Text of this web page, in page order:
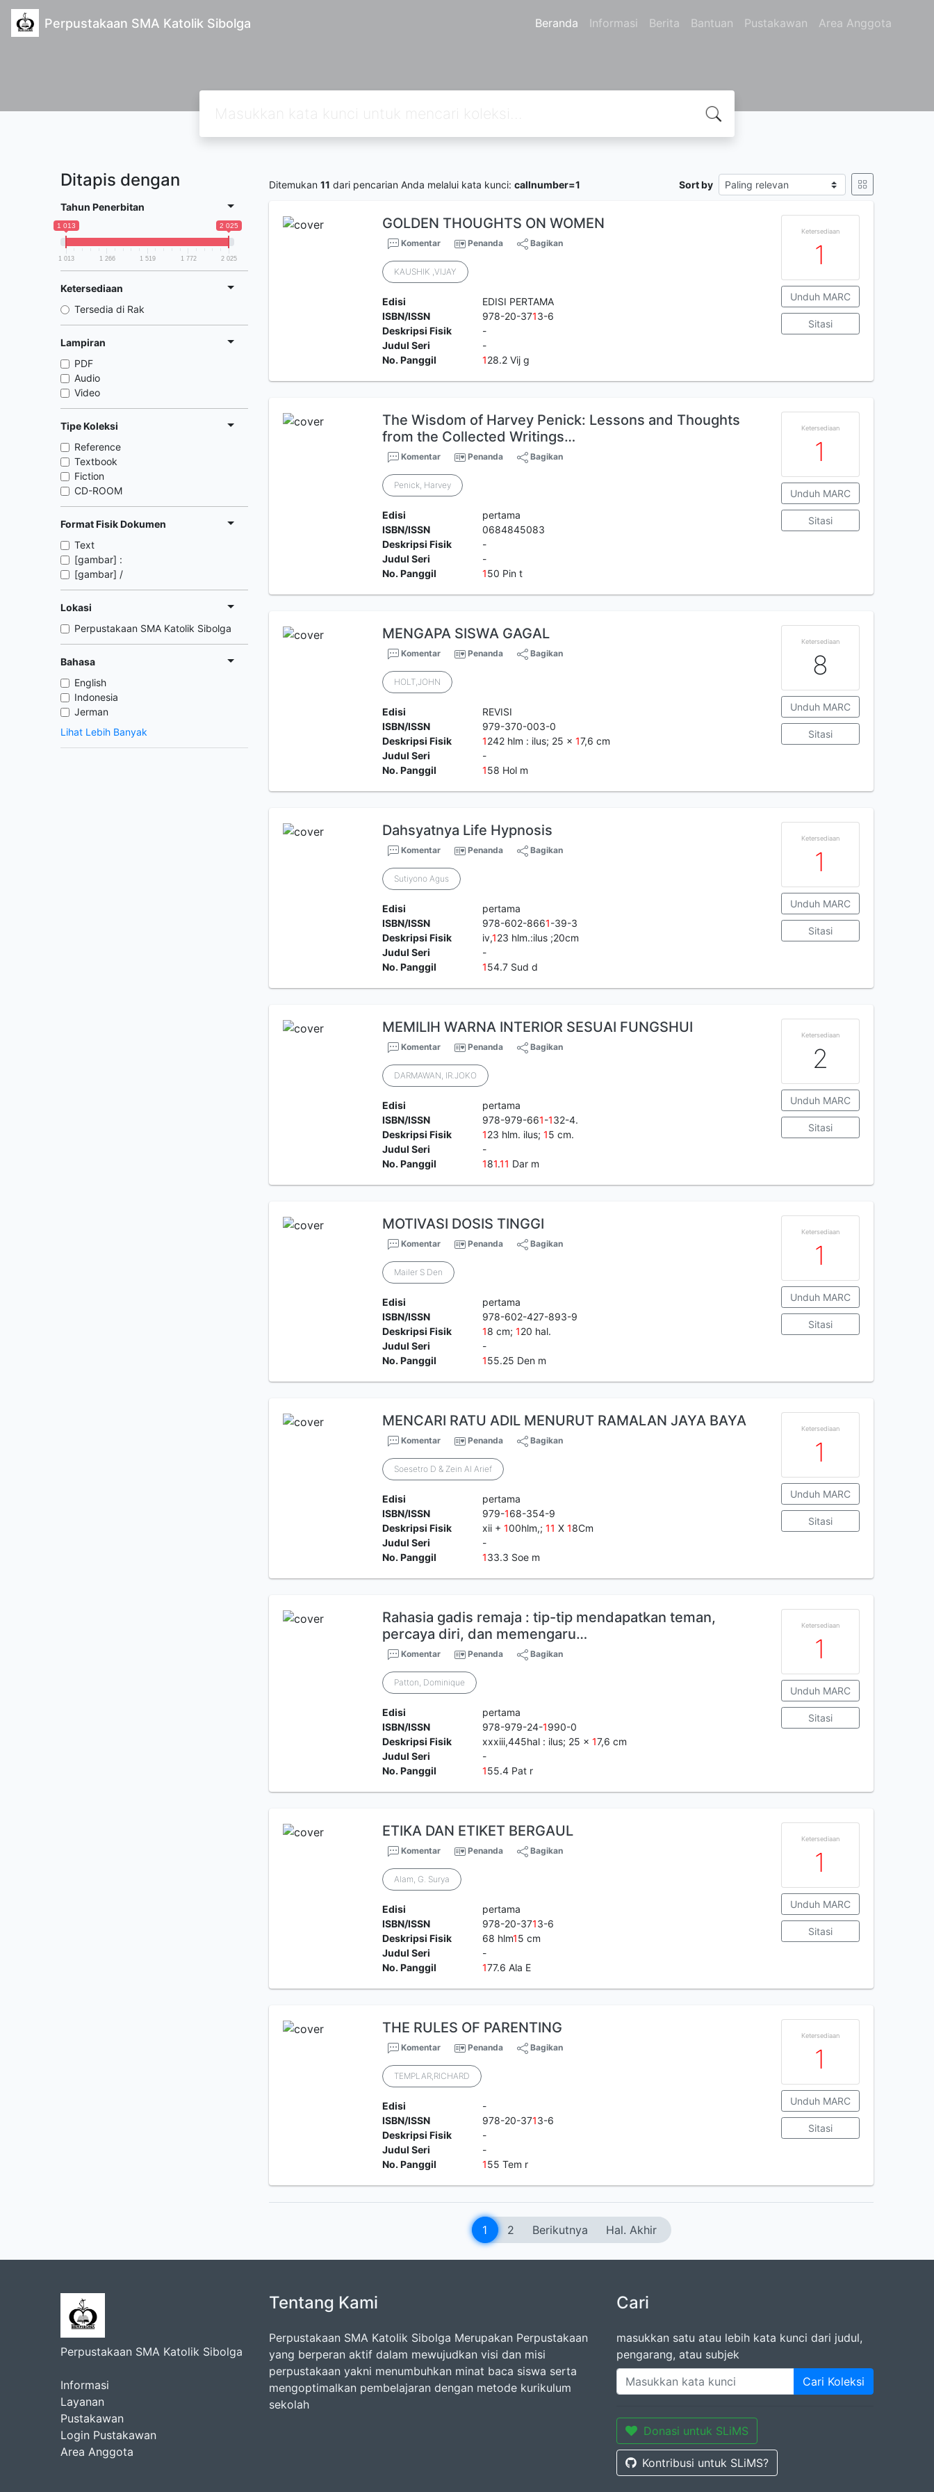
Perpustakaan SMA Katolik Sibolga Beranda Informasi Berita Bantuan Pustakawan Area Anggota
Ditapis dengan
Tahun Penerbitan
1 013 2 025
1 013 1 266 1 519 1 772 2 025
Ketersediaan
Tersedia di Rak
Lampiran
PDF
Audio
Video
Tipe Koleksi
Reference
Textbook
Fiction
CD-ROOM
Format Fisik Dokumen
Text
[gambar] :
[gambar] /
Lokasi
Perpustakaan SMA Katolik Sibolga
Bahasa
English
Indonesia
Jerman
Lihat Lebih Banyak
Ditemukan 11 dari pencarian Anda melalui kata kunci: callnumber=1 Sort by
GOLDEN THOUGHTS ON WOMEN
Komentar Penanda Bagikan
KAUSHIK ,VIJAY
Edisi
EDISI PERTAMA
ISBN/ISSN
978-20-3713-6
Deskripsi Fisik
-
Judul Seri
-
No. Panggil
128.2 Vij g
Ketersediaan
1
Unduh MARC
Sitasi
The Wisdom of Harvey Penick: Lessons and Thoughts
from the Collected Writings…
Komentar Penanda Bagikan
Penick, Harvey
Edisi
pertama
ISBN/ISSN
0684845083
Deskripsi Fisik
-
Judul Seri
-
No. Panggil
150 Pin t
Ketersediaan
1
Unduh MARC
Sitasi
MENGAPA SISWA GAGAL
Komentar Penanda Bagikan
HOLT,JOHN
Edisi
REVISI
ISBN/ISSN
979-370-003-0
Deskripsi Fisik
1242 hlm : ilus; 25 x 17,6 cm
Judul Seri
-
No. Panggil
158 Hol m
Ketersediaan
8
Unduh MARC
Sitasi
Dahsyatnya Life Hypnosis
Komentar Penanda Bagikan
Sutiyono Agus
Edisi
pertama
ISBN/ISSN
978-602-8661-39-3
Deskripsi Fisik
iv,123 hlm.:ilus ;20cm
Judul Seri
-
No. Panggil
154.7 Sud d
Ketersediaan
1
Unduh MARC
Sitasi
MEMILIH WARNA INTERIOR SESUAI FUNGSHUI
Komentar Penanda Bagikan
DARMAWAN, IR.JOKO
Edisi
pertama
ISBN/ISSN
978-979-661-132-4.
Deskripsi Fisik
123 hlm. ilus; 15 cm.
Judul Seri
-
No. Panggil
181.11 Dar m
Ketersediaan
2
Unduh MARC
Sitasi
MOTIVASI DOSIS TINGGI
Komentar Penanda Bagikan
Mailer S Den
Edisi
pertama
ISBN/ISSN
978-602-427-893-9
Deskripsi Fisik
18 cm; 120 hal.
Judul Seri
-
No. Panggil
155.25 Den m
Ketersediaan
1
Unduh MARC
Sitasi
MENCARI RATU ADIL MENURUT RAMALAN JAYA BAYA
Komentar Penanda Bagikan
Soesetro D & Zein Al Arief
Edisi
pertama
ISBN/ISSN
979-168-354-9
Deskripsi Fisik
xii + 100hlm,; 11 X 18Cm
Judul Seri
-
No. Panggil
133.3 Soe m
Ketersediaan
1
Unduh MARC
Sitasi
Rahasia gadis remaja : tip-tip mendapatkan teman,
percaya diri, dan memengaru…
Komentar Penanda Bagikan
Patton, Dominique
Edisi
pertama
ISBN/ISSN
978-979-24-1990-0
Deskripsi Fisik
xxxiii,445hal : ilus; 25 x 17,6 cm
Judul Seri
-
No. Panggil
155.4 Pat r
Ketersediaan
1
Unduh MARC
Sitasi
ETIKA DAN ETIKET BERGAUL
Komentar Penanda Bagikan
Alam, G. Surya
Edisi
pertama
ISBN/ISSN
978-20-3713-6
Deskripsi Fisik
68 hlm15 cm
Judul Seri
-
No. Panggil
177.6 Ala E
Ketersediaan
1
Unduh MARC
Sitasi
THE RULES OF PARENTING
Komentar Penanda Bagikan
TEMPLAR,RICHARD
Edisi
-
ISBN/ISSN
978-20-3713-6
Deskripsi Fisik
-
Judul Seri
-
No. Panggil
155 Tem r
Ketersediaan
1
Unduh MARC
Sitasi
1 2 Berikutnya Hal. Akhir
Perpustakaan SMA Katolik Sibolga
Informasi
Layanan
Pustakawan
Login Pustakawan
Area Anggota
Tentang Kami
Perpustakaan SMA Katolik Sibolga Merupakan Perpustakaan
yang berperan aktif dalam mewujudkan visi dan misi
perpustakaan yakni menumbuhkan minat baca siswa serta
mengoptimalkan pembelajaran dengan metode kurikulum
sekolah
Cari
masukkan satu atau lebih kata kunci dari judul,
pengarang, atau subjek
Cari Koleksi
Donasi untuk SLiMS
Kontribusi untuk SLiMS?